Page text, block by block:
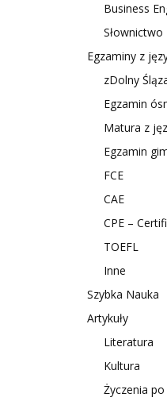
Business
Słownictwo
Egzaminy z
zDolny
Egzamin
Matura z
Egzamin
FCE
CAE
CPE –
TOEFL
Inne
Szybka Nauka
Artykuły
Literatura
Kultura
Życzenia